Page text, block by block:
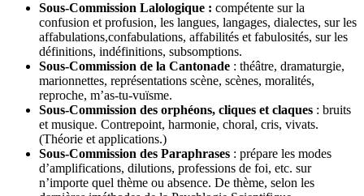
Sous-Commission Lalologique : compétente sur la
confusion et profusion, les langues, langages, dialectes, sur les
affabulations,confabulations, affabilités et fabulosités, sur les
définitions, indéfinitions, subsomptions.
Sous-Commission de la Cantonade : théâtre, dramaturgie,
marionnettes, représentations scène, scènes, moralités,
reproche, m’as-tu-vuïsme.
Sous-Commission des orphéons, cliques et claques : bruits
et musique. Contrepoint, harmonie, choral, cris, vivats.
(Théorie et applications.)
Sous-Commission des Paraphrases : prépare les modes
d’amplifications, dilutions, professions de foi, etc. sur
n’importe quel thème ou absence. De thème, selon les